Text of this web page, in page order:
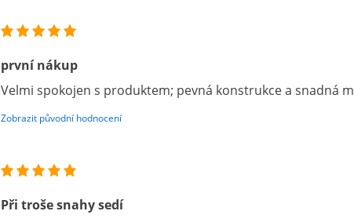
první nákup
Velmi spokojen s produktem; pevná konstrukce a snadná
Zobrazit původní hodnocení
Při troše snahy sedí